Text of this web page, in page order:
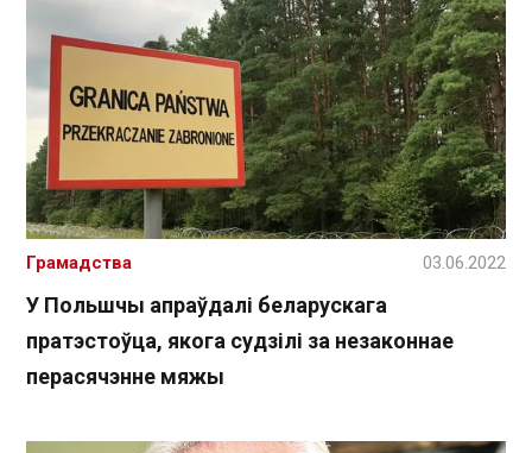
У Польшчы апраўдалі беларускага
пратэстоўца, якога судзілі за незаконнае
перасячэнне мяжы
Грамадства 03.06.2022